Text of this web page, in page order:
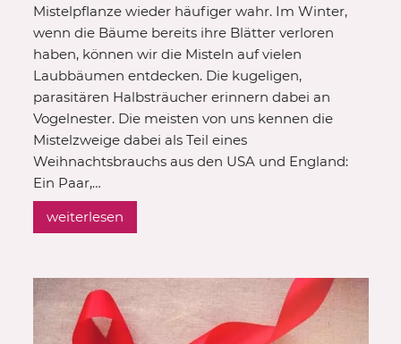
Mistelpflanze wieder häufiger wahr. Im Winter,
wenn die Bäume bereits ihre Blätter verloren
haben, können wir die Misteln auf vielen
Laubbäumen entdecken. Die kugeligen,
parasitären Halbsträucher erinnern dabei an
Vogelnester. Die meisten von uns kennen die
Mistelzweige dabei als Teil eines
Weihnachtsbrauchs aus den USA und England:
Ein Paar,…
weiterlesen